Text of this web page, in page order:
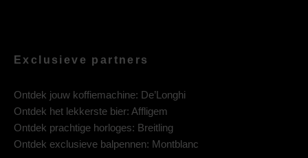
Exclusieve partners
Ontdek jouw koffiemachine: De’Longhi
Ontdek het lekkerste bier: Affligem
Ontdek prachtige horloges: Breitling
Ontdek exclusieve balpennen: Montblanc